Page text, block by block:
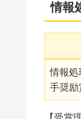
情報
情報処
手奨励